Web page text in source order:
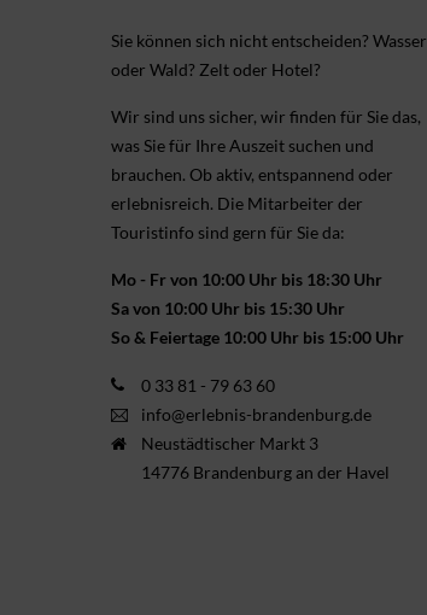
Sie können sich nicht ent­scheiden? Wasser
oder Wald? Zelt oder Hotel?
Wir sind uns sicher, wir finden für Sie das,
was Sie für Ihre Aus­zeit suchen und
brauchen. Ob aktiv, ent­spannend oder
erlebnis­reich. Die Mitarbeiter der
Touristinfo sind gern für Sie da:
Mo - Fr von 10:00 Uhr bis 18:30 Uhr
Sa von 10:00 Uhr bis 15:30 Uhr
So & Feiertage 10:00 Uhr bis 15:00 Uhr
0 33 81 - 79 63 60
info@erlebnis-brandenburg.de
Neustädtischer Markt 3
14776 Brandenburg an der Havel